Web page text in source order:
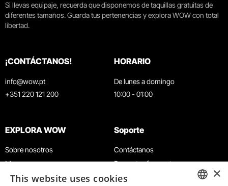
Si llevas equipaje, recuerda que disponemos de taquillas gratuitas de
diferentes tamaños. Guarda tus pertenencias y explora WOW con total
libertad.
¡CONTÁCTANOS!
info@wow.pt
+351 220 121 200
HORARIO
De lunes a domingo
10:00 - 01:00
EXPLORA WOW
Sobre nosotros
Museos
Agenda
Soporte
Contáctanos
Preguntas frecuentes
Términos y condiciones
×
This website uses cookies